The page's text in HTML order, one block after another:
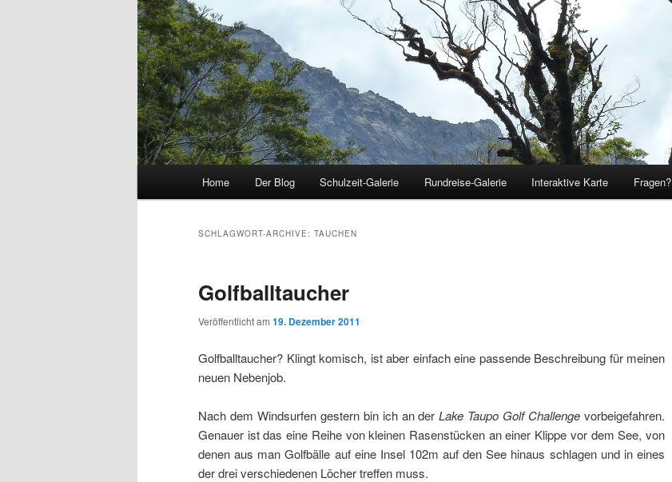
Zum Inhalt wechseln
Zum sekundären Inhalt wechseln
Home Der Blog Schulzeit-Galerie Rundreise-Galerie Interaktive Karte Fragen?
SCHLAGWORT-ARCHIVE: TAUCHEN
Golfballtaucher
Veröffentlicht am 19. Dezember 2011
Golfballtaucher? Klingt komisch, ist aber einfach eine passende Beschreibung für meinen
neuen Nebenjob.
Nach dem Windsurfen gestern bin ich an derLake Taupo Golf Challenge vorbeigefahren.
Genauer ist das eine Reihe von kleinen Rasenstücken an einer Klippe vor dem See, von
denen aus man Golfbälle auf eine Insel 102m auf den See hinaus schlagen und in eines
der drei verschiedenen Löcher treffen muss.